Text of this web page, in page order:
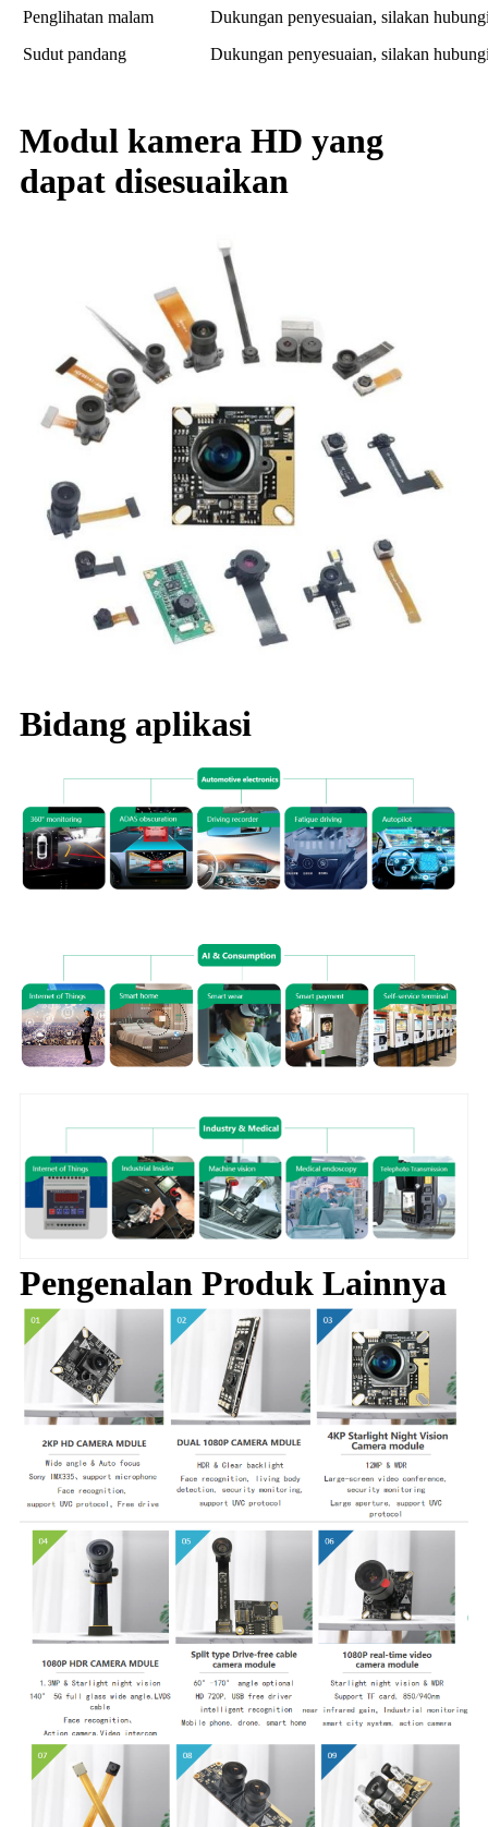
Penglihatan malam
Dukungan penyesuaian, silakan
Sudut pandang
Dukungan penyesuaian, silakan
Modul kamera HD yang
dapat disesuaikan
Bidang aplikasi
Pengenalan Produk Lainnya